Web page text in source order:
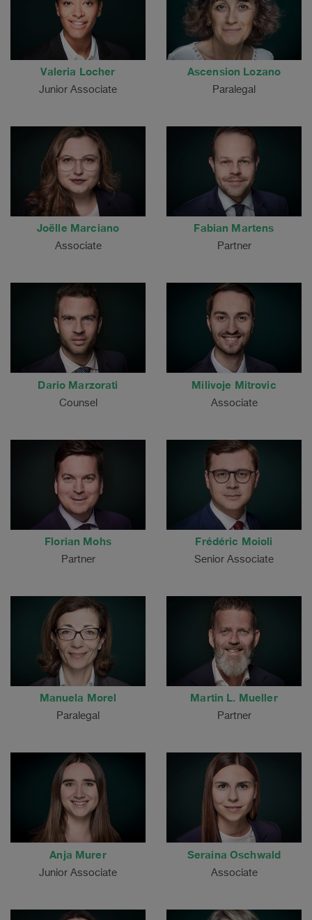
Valeria Locher
Junior Associate
Ascension Lozano
Paralegal
Joëlle Marciano
Associate
Fabian Martens
Partner
Dario Marzorati
Counsel
Milivoje Mitrovic
Associate
Florian Mohs
Partner
Frédéric Moioli
Senior Associate
Manuela Morel
Paralegal
Martin L. Mueller
Partner
Anja Murer
Junior Associate
Seraina Oschwald
Associate